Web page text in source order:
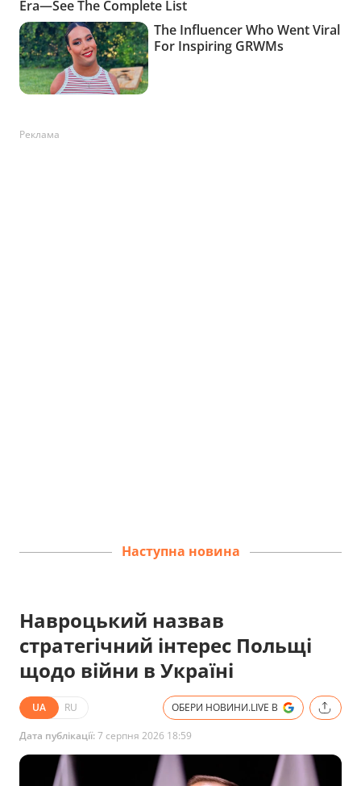
Реклама
Наступна новина
Навроцький назвав
стратегічний інтерес Польщі
щодо війни в Україні
UA RU ОБЕРИ НОВИНИ.LIVE В
Дата публікації:7 серпня 2026 18:59